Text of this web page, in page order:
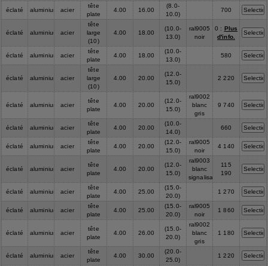
éclaté aluminium acier
tête
plate
4.00 16.00
(8.0-
10.0)
700
éclaté aluminium acier
tête
large
(10)
4.00 18.00
(10.0-
13.0)
ral9005
noir
0 : Plus
d'info.
éclaté aluminium acier
tête
plate
4.00 18.00
(10.0-
13.0)
580
éclaté aluminium acier
tête
large
(10)
4.00 20.00
(12.0-
15.0)
2 220
éclaté aluminium acier
tête
plate
4.00 20.00
(12.0-
15.0)
ral9002
blanc
gris
9 740
éclaté aluminium acier
tête
plate
4.00 20.00
(10.0-
14.0)
660
éclaté aluminium acier
tête
plate
4.00 20.00
(12.0-
15.0)
ral9005
noir
4 140
éclaté aluminium acier
tête
plate
4.00 20.00
(12.0-
15.0)
ral9003
blanc
signalisation
115
190
éclaté aluminium acier
tête
plate
4.00 25.00
(15.0-
20.0)
1 270
éclaté aluminium acier
tête
plate
4.00 25.00
(15.0-
20.0)
ral9005
noir
1 860
éclaté aluminium acier
tête
plate
4.00 26.00
(15.0-
20.0)
ral9002
blanc
gris
1 180
éclaté aluminium acier
tête
plate
4.00 30.00
(20.0-
25.0)
1 220